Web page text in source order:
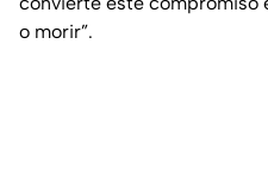
o morir”.